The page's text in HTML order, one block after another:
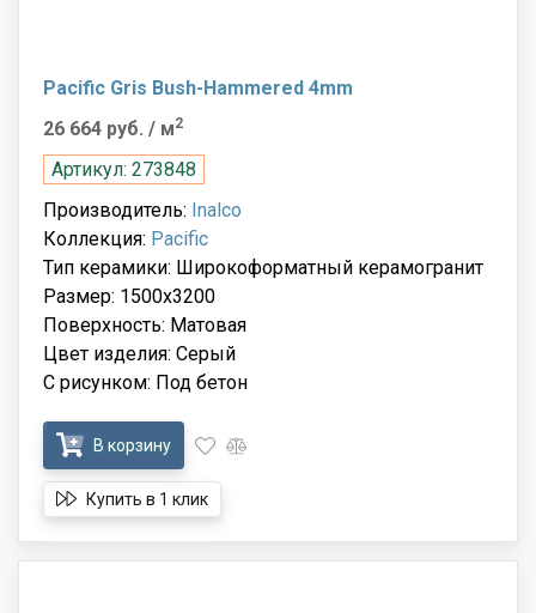
Pacific Gris Bush-Hammered 4mm
26 664 руб. / м2
Артикул: 273848
Производитель: Inalco
Коллекция: Pacific
Тип керамики: Широкоформатный керамогранит
Размер: 1500x3200
Поверхность: Матовая
Цвет изделия: Серый
С рисунком: Под бетон
В корзину
Купить в 1 клик